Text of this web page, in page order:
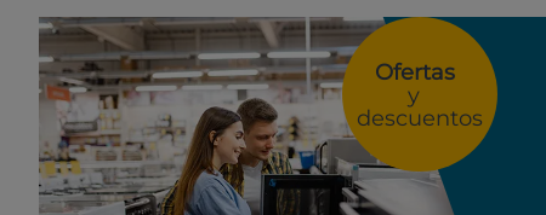
Ofertas
y
descuentos